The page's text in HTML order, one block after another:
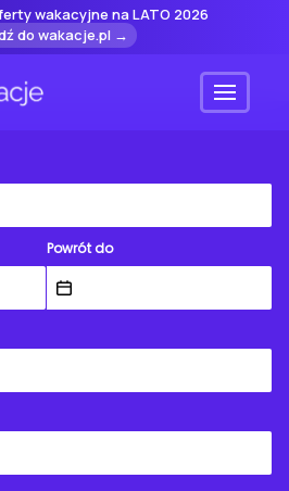
wakacyjne na LATO 2026
do wakacje.pl →
Menu
Powrót do